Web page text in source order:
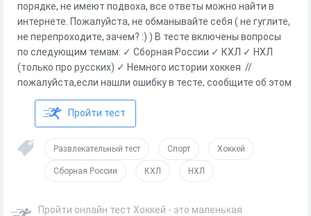
порядке, не имеют подвоха, все ответы можно найти в
интернете. Пожалуйста, не обманывайте себя ( не гуглите,
не перепроходите, зачем? :) ) В тесте включены вопросы
по следующим темам: ✓ Сборная России ✓ КХЛ ✓ НХЛ
(только про русских) ✓ Немного истории хоккея //
пожалуйста,если нашли ошибку в тесте, сообщите об этом
Пройти тест
Развлекательный тест Спорт Хоккей
Сборная России КХЛ НХЛ
Пройти онлайн тест Хоккей - это маленькая